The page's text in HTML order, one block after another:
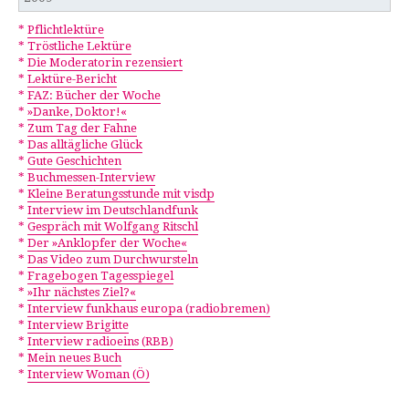
* Pflichtlektüre
* Tröstliche Lektüre
* Die Moderatorin rezensiert
* Lektüre-Bericht
* FAZ: Bücher der Woche
* »Danke, Doktor!«
* Zum Tag der Fahne
* Das alltägliche Glück
* Gute Geschichten
* Buchmessen-Interview
* Kleine Beratungsstunde mit visdp
* Interview im Deutschlandfunk
* Gespräch mit Wolfgang Ritschl
* Der »Anklopfer der Woche«
* Das Video zum Durchwursteln
* Fragebogen Tagesspiegel
* »Ihr nächstes Ziel?«
* Interview funkhaus europa (radiobremen)
* Interview Brigitte
* Interview radioeins (RBB)
* Mein neues Buch
* Interview Woman (Ö)